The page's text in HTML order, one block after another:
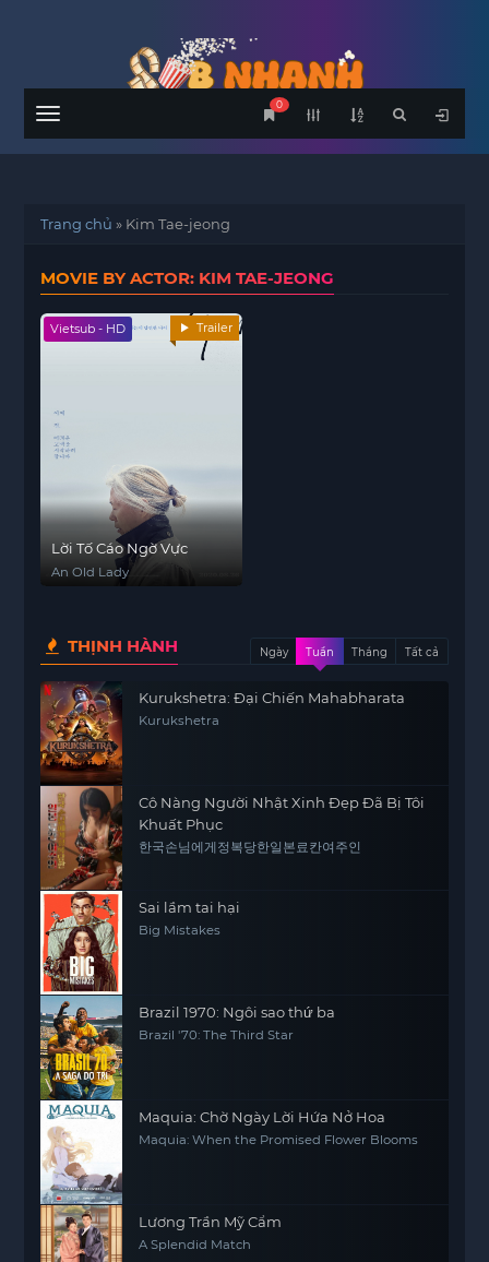
Menu
0
Trang chủ » Kim Tae-jeong
MOVIE BY ACTOR: KIM TAE-JEONG
Vietsub - HD Trailer
Lời Tố Cáo Ngờ Vực
An Old Lady
THỊNH HÀNH Ngày Tuần Tháng Tất cả
Kurukshetra: Đại Chiến Mahabharata
Kurukshetra
Cô Nàng Người Nhật Xinh Đẹp Đã Bị Tôi
Khuất Phục
한국손님에게정복당한일본료칸여주인
Sai lầm tai hại
Big Mistakes
Brazil 1970: Ngôi sao thứ ba
Brazil '70: The Third Star
Maquia: Chờ Ngày Lời Hứa Nở Hoa
Maquia: When the Promised Flower Blooms
Lương Trần Mỹ Cẩm
A Splendid Match